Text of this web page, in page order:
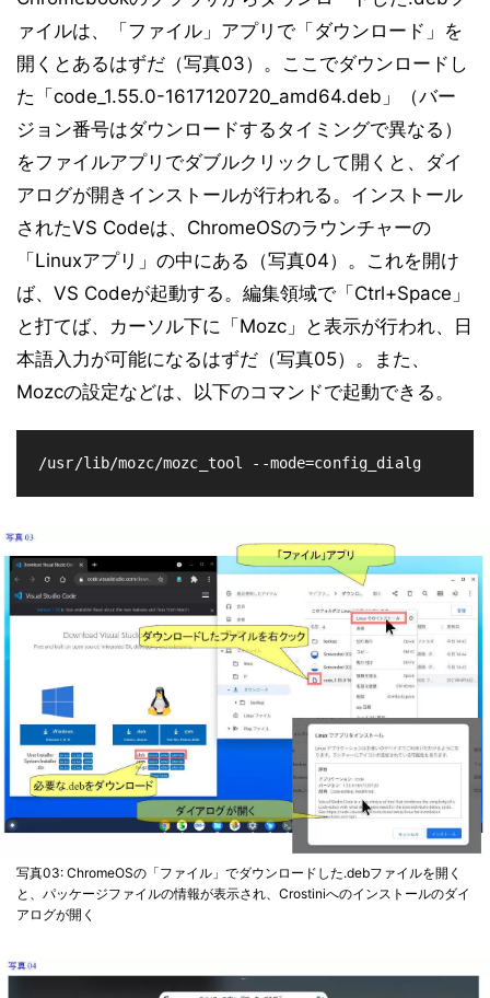
ァイルは、「ファイル」アプリで「ダウンロード」を
開くとあるはずだ（写真03）。ここでダウンロードし
た「code_1.55.0-1617120720_amd64.deb」（バー
ジョン番号はダウンロードするタイミングで異なる）
をファイルアプリでダブルクリックして開くと、ダイ
アログが開きインストールが行われる。インストール
されたVS Codeは、ChromeOSのラウンチャーの
「Linuxアプリ」の中にある（写真04）。これを開け
ば、VS Codeが起動する。編集領域で「Ctrl+Space」
と打てば、カーソル下に「Mozc」と表示が行われ、日
本語入力が可能になるはずだ（写真05）。また、
Mozcの設定などは、以下のコマンドで起動できる。
/usr/lib/mozc/mozc_tool --mode=config_dialg
写真03: ChromeOSの「ファイル」でダウンロードした.debファイルを開く
と、パッケージファイルの情報が表示され、Crostiniへのインストールのダイ
アログが開く